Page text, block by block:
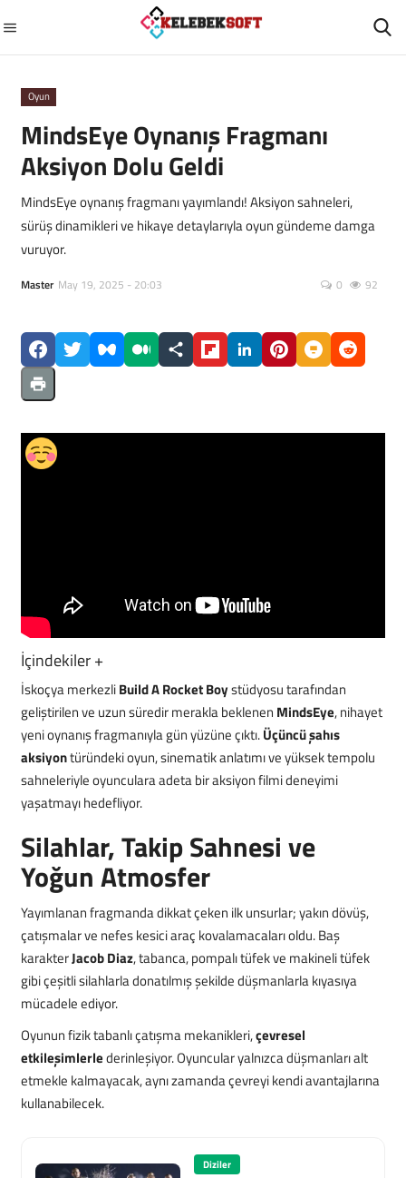
Ana Sayfa
Diziler
GÜNCEL
Filmler
Sağlık
Mobil
Oyun
MindsEye Oynanış Fragmanı
Aksiyon Dolu Geldi
MindsEye oynanış fragmanı yayımlandı! Aksiyon sahneleri,
sürüş dinamikleri ve hikaye detaylarıyla oyun gündeme damga
vuruyor.
Master May 19, 2025 - 20:03 0 92
İçindekiler+
İskoçya merkezliBuild A Rocket Boystüdyosu tarafından
geliştirilen ve uzun süredir merakla beklenen MindsEye, nihayet
yeni oynanış fragmanıyla gün yüzüne çıktı.Üçüncü şahıs
aksiyontüründeki oyun, sinematik anlatımı ve yüksek tempolu
sahneleriyle oyunculara adeta bir aksiyon filmi deneyimi
yaşatmayı hedefliyor.
Silahlar, Takip Sahnesi ve
Yoğun Atmosfer
Yayımlanan fragmanda dikkat çeken ilk unsurlar; yakın dövüş,
çatışmalar ve nefes kesici araç kovalamacaları oldu. Baş
karakterJacob Diaz, tabanca, pompalı tüfek ve makineli tüfek
gibi çeşitli silahlarla donatılmış şekilde düşmanlarla kıyasıya
mücadele ediyor.
Oyunun fizik tabanlı çatışma mekanikleri,çevresel
etkileşimlerlederinleşiyor. Oyuncular yalnızca düşmanları alt
etmekle kalmayacak, aynı zamanda çevreyi kendi avantajlarına
kullanabilecek.
Diziler